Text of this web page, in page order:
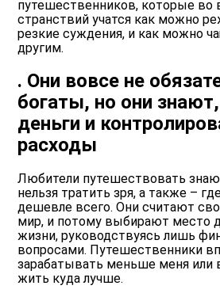
путешественников, которые во
странствий учатся как можно
резкие суждения, и как можно
другим.
. Они вовсе не
богаты, но они
деньги и
расходы
Любители путешествовать
нельзя тратить зря, а также –
дешевле всего. Они считают
мир, и потому выбирают место
жизни, руководствуясь лишь
вопросами. Путешественники
зарабатывать меньше меня или
жить куда лучше.